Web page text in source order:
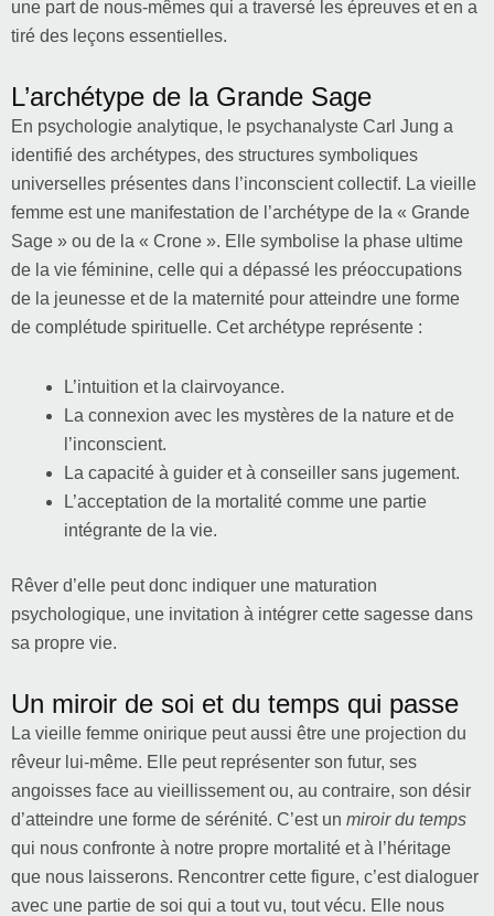
une part de nous-mêmes qui a traversé les épreuves et en a
tiré des leçons essentielles.
L’archétype de la Grande Sage
En psychologie analytique, le psychanalyste Carl Jung a
identifié des archétypes, des structures symboliques
universelles présentes dans l’inconscient collectif. La vieille
femme est une manifestation de l’archétype de la « Grande
Sage » ou de la « Crone ». Elle symbolise la phase ultime
de la vie féminine, celle qui a dépassé les préoccupations
de la jeunesse et de la maternité pour atteindre une forme
de complétude spirituelle. Cet archétype représente :
L’intuition et la clairvoyance.
La connexion avec les mystères de la nature et de
l’inconscient.
La capacité à guider et à conseiller sans jugement.
L’acceptation de la mortalité comme une partie
intégrante de la vie.
Rêver d’elle peut donc indiquer une maturation
psychologique, une invitation à intégrer cette sagesse dans
sa propre vie.
Un miroir de soi et du temps qui passe
La vieille femme onirique peut aussi être une projection du
rêveur lui-même. Elle peut représenter son futur, ses
angoisses face au vieillissement ou, au contraire, son désir
d’atteindre une forme de sérénité. C’est un miroir du temps
qui nous confronte à notre propre mortalité et à l’héritage
que nous laisserons. Rencontrer cette figure, c’est dialoguer
avec une partie de soi qui a tout vu, tout vécu. Elle nous